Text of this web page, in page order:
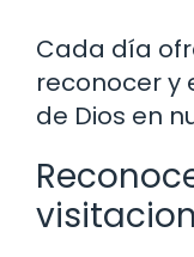
Cada día
reconocer y
de Dios en